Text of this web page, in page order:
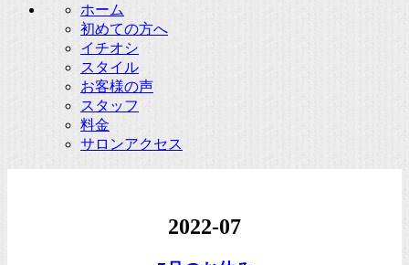
ホーム
初めての方へ
イチオシ
スタイル
お客様の声
スタッフ
料金
サロンアクセス
2022-07